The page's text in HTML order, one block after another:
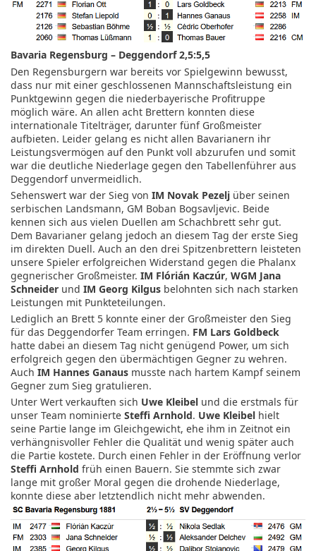
Bavaria Regensburg – Deggendorf 2,5:5,5
Den Regensburgern war bereits vor Spielgewinn bewusst,
dass nur mit einer geschlossenen Mannschaftsleistung ein
Punktgewinn gegen die niederbayerische Profitruppe
möglich wäre. An allen acht Brettern konnten diese
internationale Titelträger, darunter fünf Großmeister
aufbieten. Leider gelang es nicht allen Bavarianern ihr
Leistungsvermögen auf den Punkt voll abzurufen und somit
war die deutliche Niederlage gegen den Tabellenführer aus
Deggendorf unvermeidlich.
Sehenswert war der Sieg von IM Novak Pezelj über seinen
serbischen Landsmann, GM Boban Bogsavljevic. Beide
kennen sich aus vielen Duellen am Schachbrett sehr gut.
Dem Bavarianer gelang jedoch an diesem Tag der erste Sieg
im direkten Duell. Auch an den drei Spitzenbrettern leisteten
unsere Spieler erfolgreichen Widerstand gegen die Phalanx
gegnerischer Großmeister. IM Flórián Kaczúr, WGM Jana
Schneider und IM Georg Kilgus belohnten sich nach starken
Leistungen mit Punkteteilungen.
Lediglich an Brett 5 konnte einer der Großmeister den Sieg
für das Deggendorfer Team erringen. FM Lars Goldbeck
hatte dabei an diesem Tag nicht genügend Power, um sich
erfolgreich gegen den übermächtigen Gegner zu wehren.
Auch IM Hannes Ganaus musste nach hartem Kampf seinem
Gegner zum Sieg gratulieren.
Unter Wert verkauften sich Uwe Kleibel und die erstmals für
unser Team nominierte Steffi Arnhold. Uwe Kleibel hielt
seine Partie lange im Gleichgewicht, ehe ihm in Zeitnot ein
verhängnisvoller Fehler die Qualität und wenig später auch
die Partie kostete. Durch einen Fehler in der Eröffnung verlor
Steffi Arnhold früh einen Bauern. Sie stemmte sich zwar
lange mit großer Moral gegen die drohende Niederlage,
konnte diese aber letztendlich nicht mehr abwenden.